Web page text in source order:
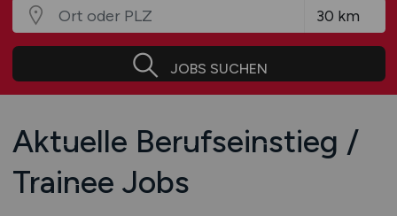
JOBS SUCHEN
Aktuelle Berufseinstieg /
Trainee Jobs